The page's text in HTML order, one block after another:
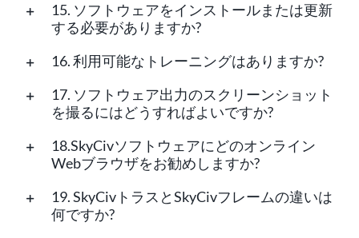
15. ソフトウェアをインストールまたは更新
する必要がありますか?
16. 利用可能なトレーニングはありますか?
17. ソフトウェア出力のスクリーンショット
を撮るにはどうすればよいですか?
18.SkyCivソフトウェアにどのオンライン
Webブラウザをお勧めしますか?
19. SkyCivトラスとSkyCivフレームの違いは
何ですか?